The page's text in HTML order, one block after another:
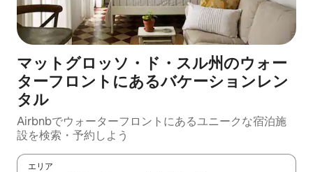
マットグロッソ・ド・スル州のウォー
ターフロントにあるバケーションレン
タル
Airbnbでウォーターフロントにあるユニークな宿泊施
設を検索・予約しよう
エリア